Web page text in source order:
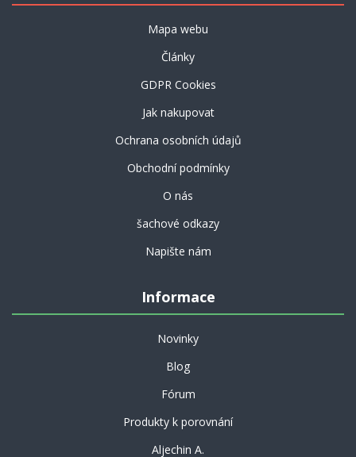
Mapa webu
Články
GDPR Cookies
Jak nakupovat
Ochrana osobních údajů
Obchodní podmínky
O nás
šachové odkazy
Napište nám
Informace
Novinky
Blog
Fórum
Produkty k porovnání
Aljechin A.